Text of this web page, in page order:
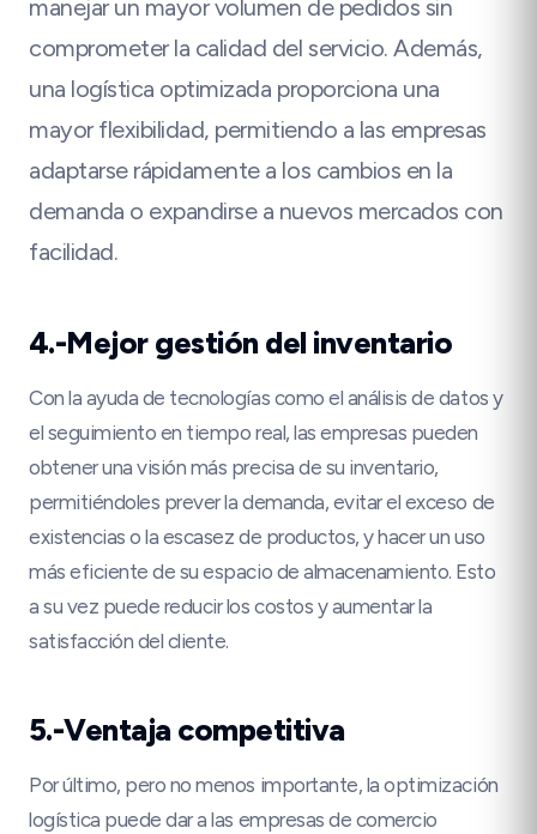
manejar un mayor volumen de pedidos sin
comprometer la calidad del servicio. Además,
una logística optimizada proporciona una
mayor flexibilidad, permitiendo a las empresas
adaptarse rápidamente a los cambios en la
demanda o expandirse a nuevos mercados con
facilidad.
4.-Mejor gestión del inventario
Con la ayuda de tecnologías como el análisis de datos y
el seguimiento en tiempo real, las empresas pueden
obtener una visión más precisa de su inventario,
permitiéndoles prever la demanda, evitar el exceso de
existencias o la escasez de productos, y hacer un uso
más eficiente de su espacio de almacenamiento. Esto
a su vez puede reducir los costos y aumentar la
satisfacción del cliente.
5.-Ventaja competitiva
Por último, pero no menos importante, la optimización
logística puede dar a las empresas de comercio